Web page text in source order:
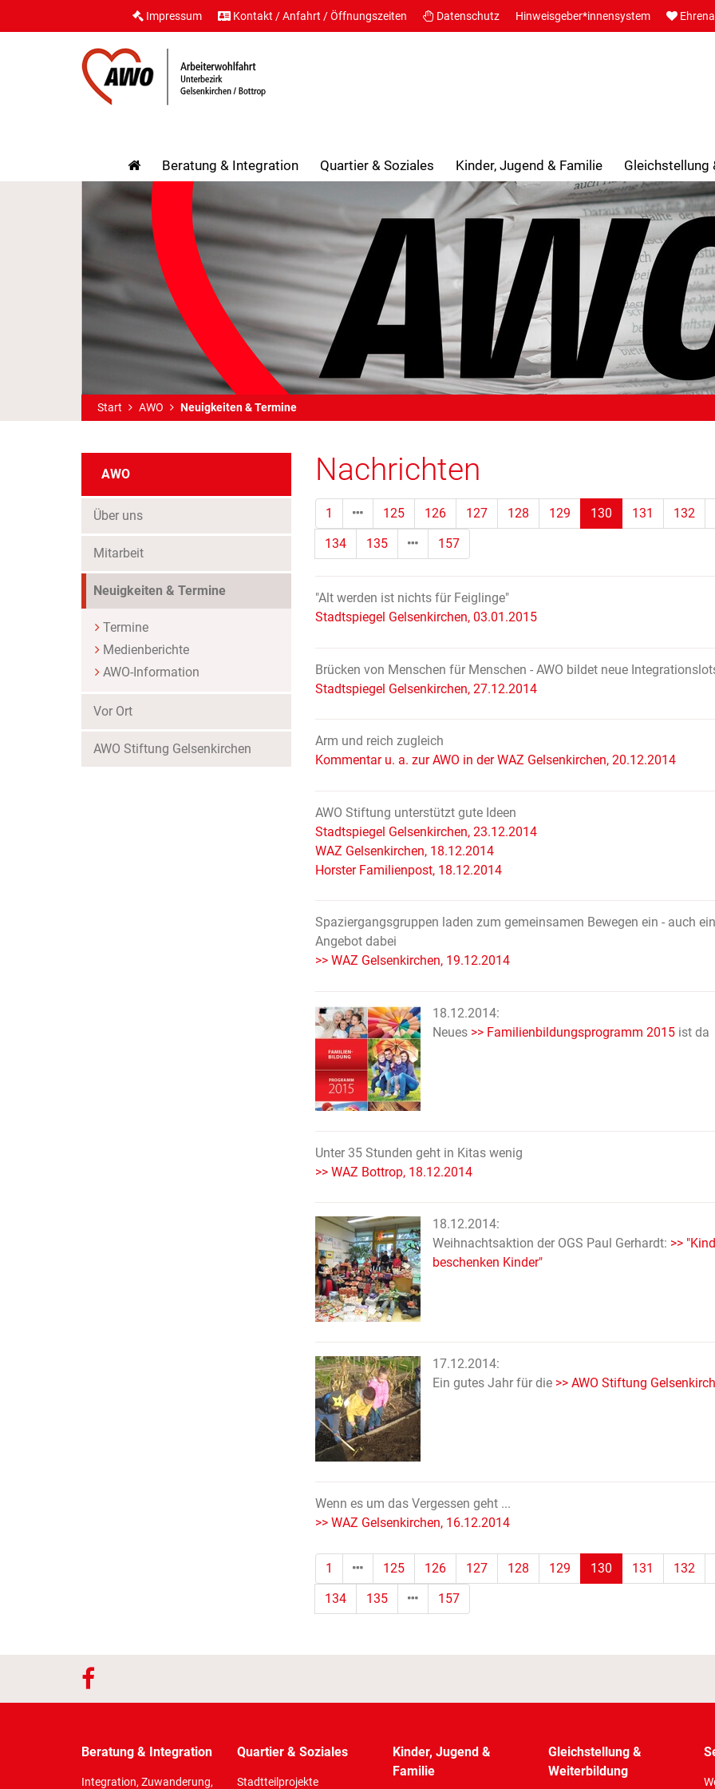
Impressum Kontakt / Anfahrt / Öffnungszeiten Datenschutz Hinweisgeber*innensystem
Beratung & Integration Quartier & Soziales Kinder, Jugend & Familie Gleichstellung
Start AWO Neuigkeiten & Termine
AWO
Über uns
Mitarbeit
Neuigkeiten & Termine
Termine
Medienberichte
AWO-Information
Vor Ort
AWO Stiftung Gelsenkirchen
Nachrichten
1 125 126 127 128 129 130(Standort)
131 132
134
135 157
"Alt werden ist nichts für Feiglinge"
Stadtspiegel Gelsenkirchen, 03.01.2015
Brücken von Menschen für Menschen - AWO bildet neue
Stadtspiegel Gelsenkirchen, 27.12.2014
Arm und reich zugleich
Kommentar u. a. zur AWO in der WAZ Gelsenkirchen, 20.12.2014
AWO Stiftung unterstützt gute Ideen
Stadtspiegel Gelsenkirchen, 23.12.2014
WAZ Gelsenkirchen, 18.12.2014
Horster Familienpost, 18.12.2014
Spaziergangsgruppen laden zum gemeinsamen Bewegen ein - auch ein
Angebot dabei
>> WAZ Gelsenkirchen, 19.12.2014
18.12.2014:
Neues >> Familienbildungsprogramm 2015ist da
Unter 35 Stunden geht in Kitas wenig
>> WAZ Bottrop, 18.12.2014
18.12.2014:
Weihnachtsaktion der OGS Paul Gerhardt: >>
beschenken Kinder"
17.12.2014:
Ein gutes Jahr für die >> AWO Stiftung
Wenn es um das Vergessen geht ...
>> WAZ Gelsenkirchen, 16.12.2014
1 125 126 127 128 129 130(Standort)
131 132
134
135 157
Beratung & Integration
Integration, Zuwanderung,
Quartier & Soziales
Stadtteilprojekte
Kinder, Jugend &
Familie
Gleichstellung &
Weiterbildung